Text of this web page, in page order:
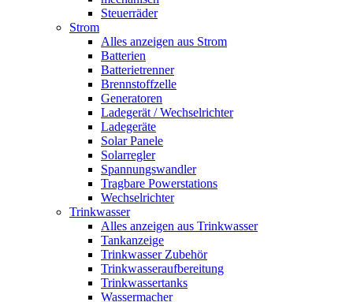
Steuerräder
Strom
Alles anzeigen aus Strom
Batterien
Batterietrenner
Brennstoffzelle
Generatoren
Ladegerät / Wechselrichter
Ladegeräte
Solar Panele
Solarregler
Spannungswandler
Tragbare Powerstations
Wechselrichter
Trinkwasser
Alles anzeigen aus Trinkwasser
Tankanzeige
Trinkwasser Zubehör
Trinkwasseraufbereitung
Trinkwassertanks
Wassermacher